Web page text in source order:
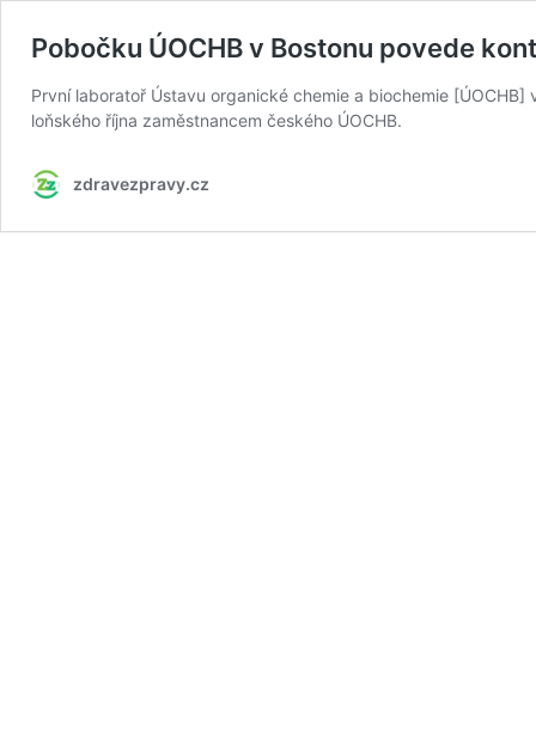
Pobočku ÚOCHB v Bostonu povede
První laboratoř Ústavu organické chemie a biochemie
loňského října zaměstnancem českého ÚOCHB.
zdravezpravy.cz